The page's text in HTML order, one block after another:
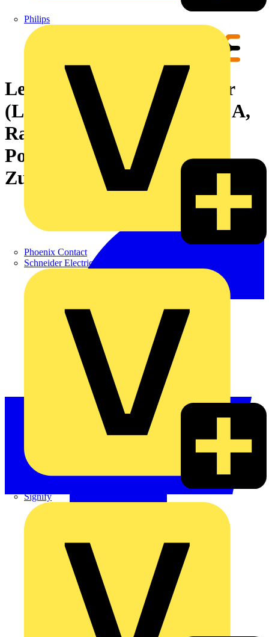
Philips
Phoenix Contact
Schneider Electric
Signify
Leiterplattensteckverbinder
(Leiteranschluss), 320 V, 18 A,
Raster in mm: 5.00, 4 mm²,
Polzahl: 13,
Zugbügelanschluss, Box